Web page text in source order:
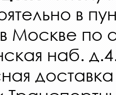
в
в Москве по
наб.